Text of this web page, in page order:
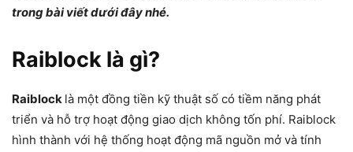
trong bài viết dưới đây nhé.
Raiblock là gì?
Raiblock là một đồng tiền kỹ thuật số có tiềm năng phát
triển và hỗ trợ hoạt động giao dịch không tốn phí. Raiblock
hình thành với hệ thống hoạt động mã nguồn mở và tính